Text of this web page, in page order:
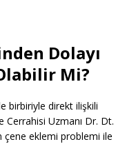
Dolayı
Mi?
birbiriyle direkt ilişkili
Cerrahisi Uzmanı Dr. Dt.
çene eklemi problemi ile